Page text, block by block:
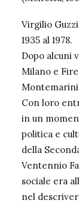
Virgilio
1935 al 1978.
Dopo alcuni
Milano e
Con loro
in un
politica e
della
Ventennio
sociale era
nel